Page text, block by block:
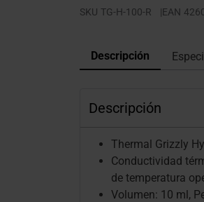
SKU TG-H-100-R |EAN
Descripción
Descripción
Thermal Grizzly
Conductividad
de temperatura
Volumen: 10 ml,